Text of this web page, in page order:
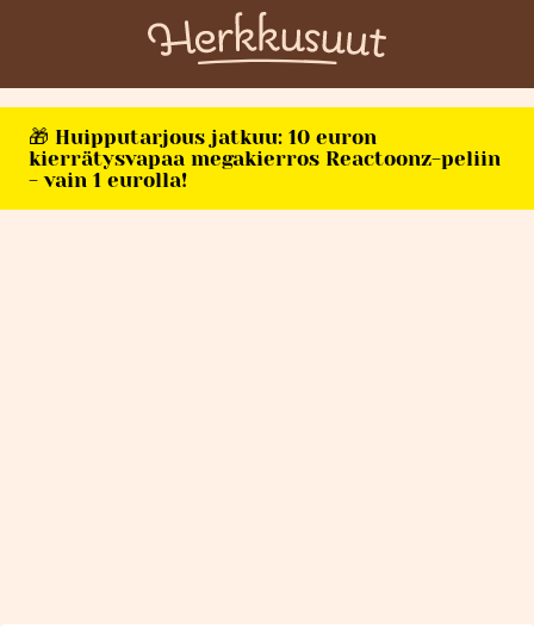
🎁 Huipputarjous jatkuu: 10 euron
kierrätysvapaa megakierros Reactoonz-peliin
- vain 1 eurolla!